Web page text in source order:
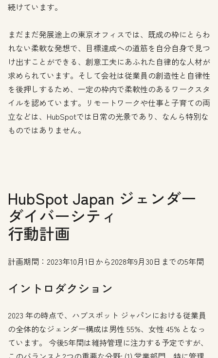
続けています。
まだまだ発展途上の東京オフィスでは、既成の枠にとらわ
れない柔軟な発想で、目標達成への道筋を自分自身で見つ
け出すことができる、創意工夫にあふれた自律的な人材が
求められています。そして会社は従業員の創造性と自律性
を後押しするため、一定の枠内で柔軟性のあるワークスタ
イルを認めています。リモートワークや仕事と子育ての両
立などは、HubSpotでは日常の光景であり、なんら特別な
ものではありません。
HubSpot Japan ジェンダー
ダイバーシティ
行動計画
計画期間：2023年10月1日から2028年9月30日までの5年間
イントロダクション
2023 年の時点で、ハブスポット ジャパンにおける従業員
の全体的なジェンダー構成は男性 55%、女性 45% となっ
ています。 今後5年間は維持管理に注力する予定ですが、